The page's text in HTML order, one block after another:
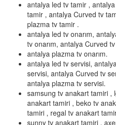
antalya led tv tamir ,
tamir , antalya Curved tv
plazma tv tamir .
antalya led tv onarım,
tv onarım, antalya Curved
antalya plazma tv onarım.
antalya led tv servisi,
servisi, antalya Curved tv
antalya plazma tv servisi.
samsung tv anakart tamiri ,
anakart tamiri , beko tv
tamiri , regal tv anakart
sunny tv anakart tamiri ,